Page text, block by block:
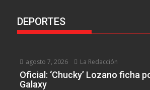
DEPORTES
agosto 7, 2026 La Redacción
Oficial: ‘Chucky’ Lozano ficha
Galaxy